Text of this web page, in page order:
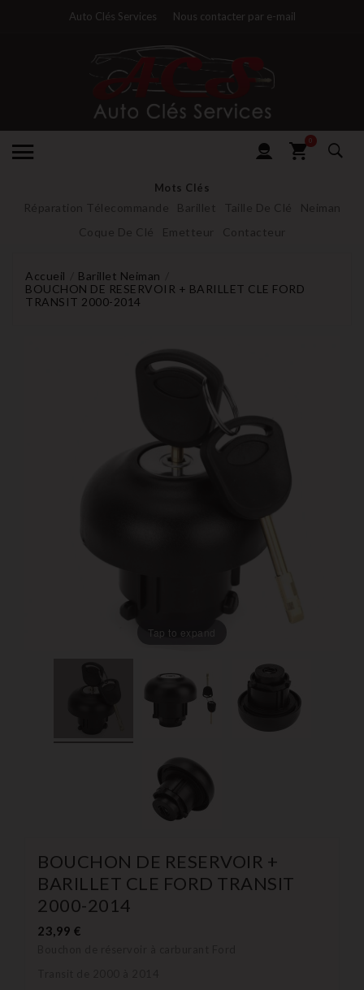
Auto Clés Services Nous contacter par e-mail
0
Mots Clés
Réparation Télecommande Barillet Taille De Clé
Neiman
Coque De Clé
Emetteur Contacteur
Accueil
Barillet Neiman
BOUCHON DE RESERVOIR + BARILLET CLE FORD
TRANSIT 2000-2014
Tap to expand
BOUCHON DE RESERVOIR +
BARILLET CLE FORD TRANSIT
2000-2014
23,99 €